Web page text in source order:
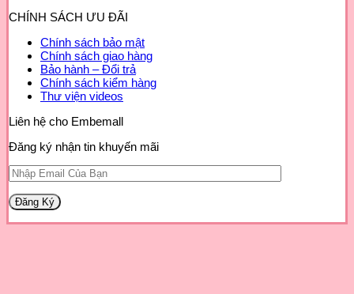
CHÍNH SÁCH ƯU ĐÃI
Chính sách bảo mật
Chính sách giao hàng
Bảo hành – Đổi trả
Chính sách kiểm hàng
Thư viện videos
Liên hệ cho Embemall
Đăng ký nhận tin khuyến mãi